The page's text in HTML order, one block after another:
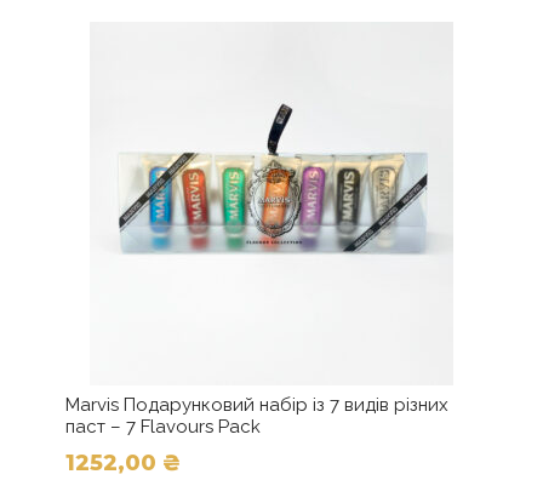
Marvis Подарунковий набір із 7 видів різних
паст – 7 Flavours Pack
1252,00 ₴